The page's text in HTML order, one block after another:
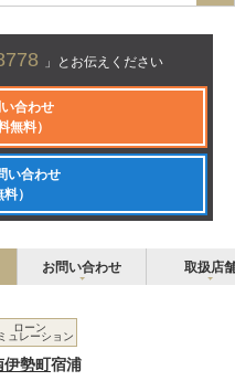
」とお伝えください
合わせ
無料）
い合わせ
料）
お問い合わせ 取扱店
ローン
ュレーション
伊勢町宿浦